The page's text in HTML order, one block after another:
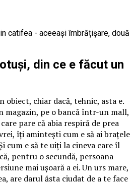
din ce e făcut un
obiect, chiar dacă, tehnic, asta e.
pe o bancă într-un mall,
pare că abia respiră de prea
îți amintești cum e să ai brațele
cum e să te uiți la cineva care îl
pentru o secundă, persoana
mai ușoară a ei. Un urs mare,
are darul ăsta ciudat de a te face